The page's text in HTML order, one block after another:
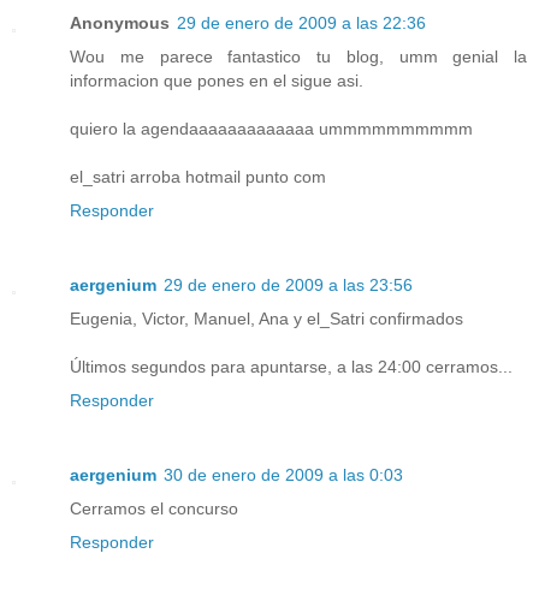
Anonymous 29 de enero de 2009 a las 22:36
Wou me parece fantastico tu blog, umm genial la
informacion que pones en el sigue asi.
quiero la agendaaaaaaaaaaaaa ummmmmmmmmm
el_satri arroba hotmail punto com
Responder
aergenium 29 de enero de 2009 a las 23:56
Eugenia, Victor, Manuel, Ana y el_Satri confirmados
Últimos segundos para apuntarse, a las 24:00 cerramos...
Responder
aergenium 30 de enero de 2009 a las 0:03
Cerramos el concurso
Responder